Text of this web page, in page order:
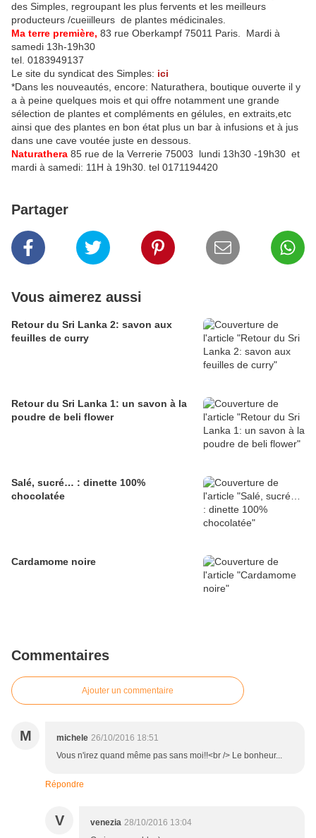
des Simples, regroupant les plus fervents et les meilleurs
producteurs /cueiilleurs de plantes médicinales.
Ma terre première, 83 rue Oberkampf 75011 Paris. Mardi à
samedi 13h-19h30
tel. 0183949137
Le site du syndicat des Simples: ici
*Dans les nouveautés, encore: Naturathera, boutique ouverte il y
a à peine quelques mois et qui offre notamment une grande
sélection de plantes et compléments en gélules, en extraits,etc
ainsi que des plantes en bon état plus un bar à infusions et à jus
dans une cave voutée juste en dessous.
Naturathera 85 rue de la Verrerie 75003 lundi 13h30 -19h30 et
mardi à samedi: 11H à 19h30. tel 0171194420
Partager
Vous aimerez aussi
Retour du Sri Lanka 2: savon aux
feuilles de curry
Retour du Sri Lanka 1: un savon à la
poudre de beli flower
Salé, sucré… : dinette 100%
chocolatée
Cardamome noire
Commentaires
Ajouter un commentaire
M michele 26/10/2016 18:51
Vous n'irez quand même pas sans moi!!<br /> Le bonheur...
Répondre
V venezia 28/10/2016 13:04